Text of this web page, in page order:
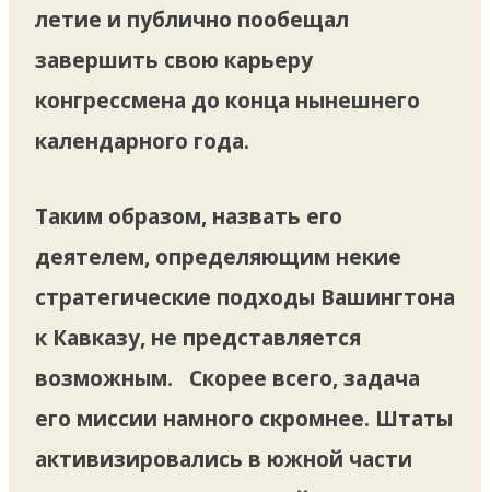
летие и публично пообещал
завершить свою карьеру
конгрессмена до конца нынешнего
календарного года.
Таким образом, назвать его
деятелем, определяющим некие
стратегические подходы Вашингтона
к Кавказу, не представляется
возможным. Скорее всего, задача
его миссии намного скромнее. Штаты
активизировались в южной части